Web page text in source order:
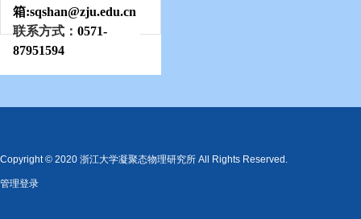
箱:sqshan@zju.edu.cn
联系方式： 0571-
87951594
Copyright © 2020 浙江大学凝聚态物理研究所 All Rights Reserved.
管理登录